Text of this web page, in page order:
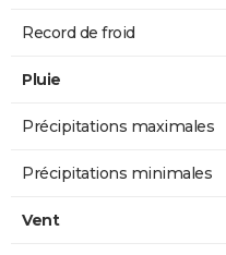
Record de froid
Pluie
Précipitations maximales
Précipitations minimales
Vent